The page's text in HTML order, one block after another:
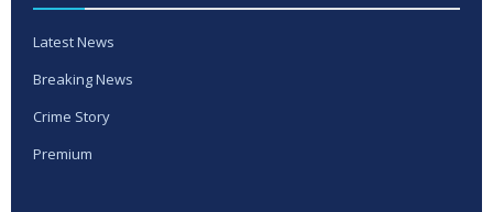
Latest News
Breaking News
Crime Story
Premium